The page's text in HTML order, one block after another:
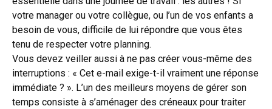
votre manager ou votre collègue, ou l’un de vos enfants a
besoin de vous, difficile de lui répondre que vous êtes
tenu de respecter votre planning.
Vous devez veiller aussi à ne pas créer vous-même des
interruptions : « Cet e-mail exige-t-il vraiment une réponse
immédiate ? ». L’un des meilleurs moyens de gérer son
temps consiste à s’aménager des créneaux pour traiter